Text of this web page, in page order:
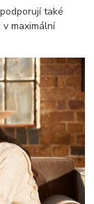
také
v maximální